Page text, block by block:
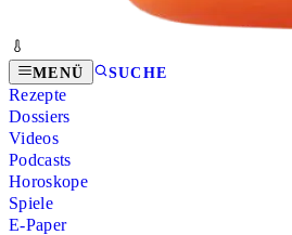
MENÜ SUCHE
Rezepte
Dossiers
Videos
Podcasts
Horoskope
Spiele
E-Paper